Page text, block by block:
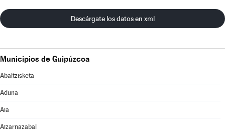
Descárgate los datos en xml
Municipios de Guipúzcoa
Abaltzisketa
Aduna
Aia
Aizarnazabal